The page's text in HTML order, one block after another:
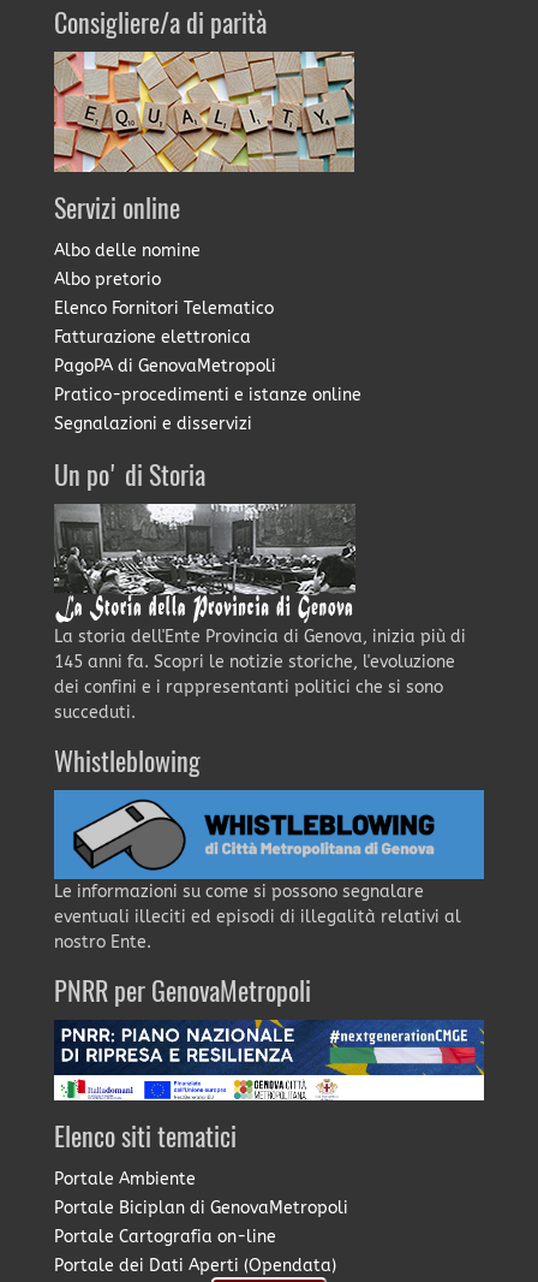
Consigliere/a di parità
Servizi online
Albo delle nomine
Albo pretorio
Elenco Fornitori Telematico
Fatturazione elettronica
PagoPA di GenovaMetropoli
Pratico-procedimenti e istanze online
Segnalazioni e disservizi
Un po' di Storia
La storia dell'Ente Provincia di Genova, inizia più di
145 anni fa. Scopri le notizie storiche, l'evoluzione
dei confini e i rappresentanti politici che si sono
succeduti.
Whistleblowing
Le informazioni su come si possono segnalare
eventuali illeciti ed episodi di illegalità relativi al
nostro Ente.
PNRR per GenovaMetropoli
Elenco siti tematici
Portale Ambiente
Portale Biciplan di GenovaMetropoli
Portale Cartografia on-line
Portale dei Dati Aperti (Opendata)